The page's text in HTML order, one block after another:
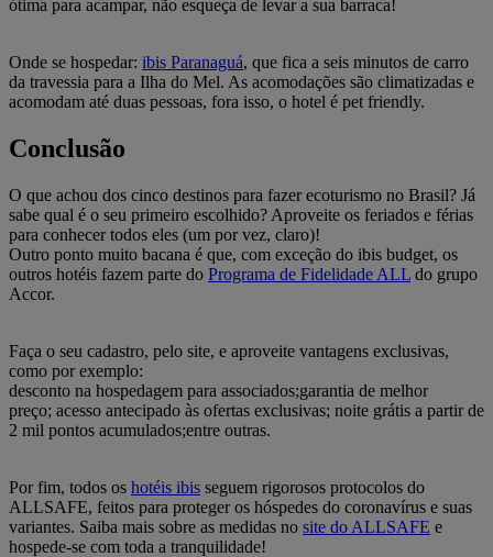
ótima para acampar, não esqueça de levar a sua barraca!
Onde se hospedar: ibis Paranaguá, que fica a seis minutos de carro
da travessia para a Ilha do Mel. As acomodações são climatizadas e
acomodam até duas pessoas, fora isso, o hotel é pet friendly.
Conclusão
O que achou dos cinco destinos para fazer ecoturismo no Brasil? Já
sabe qual é o seu primeiro escolhido? Aproveite os feriados e férias
para conhecer todos eles (um por vez, claro)!
Outro ponto muito bacana é que, com exceção do ibis budget, os
outros hotéis fazem parte do Programa de Fidelidade ALL do grupo
Accor.
Faça o seu cadastro, pelo site, e aproveite vantagens exclusivas,
como por exemplo:
desconto na hospedagem para associados;garantia de melhor
preço; acesso antecipado às ofertas exclusivas; noite grátis a partir de
2 mil pontos acumulados;entre outras.
Por fim, todos os hotéis ibis seguem rigorosos protocolos do
ALLSAFE, feitos para proteger os hóspedes do coronavírus e suas
variantes. Saiba mais sobre as medidas no site do ALLSAFE e
hospede-se com toda a tranquilidade!